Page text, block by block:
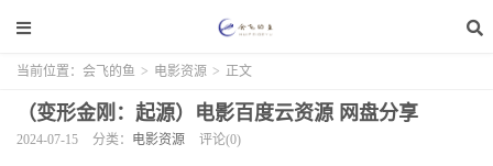
当前位置： 会飞的鱼 > 电影资源 > 正文
（变形金刚：起源）电影百度云资源 网盘分享
2024-07-15 分类： 电影资源 评论(0)